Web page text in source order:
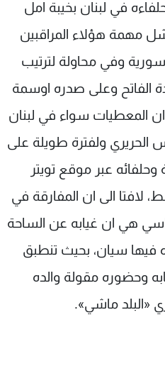
في لبنان بخيبة امل
مهمة هؤلاء المراقبين
وفي محاولة لترتيب
الفاتح وعلى صدره اوسمة
ان المعطيات سواء في لبنان
الحريري ولفترة طويلة على
عبر موقع تويتر
الى ان المفارقة في
هي ان غيابه عن الساحة
فيها سيان، بحيث تنطبق
وحضوره مقولة والده
«البلد ماشي».